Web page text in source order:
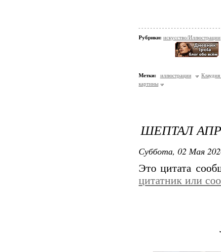
Рубрики: искусство/Иллюстрации
Метки: иллюстрации
картины
ШЕПТАЛ
Суббота, 02 Мая
Это цитата
цитатник или